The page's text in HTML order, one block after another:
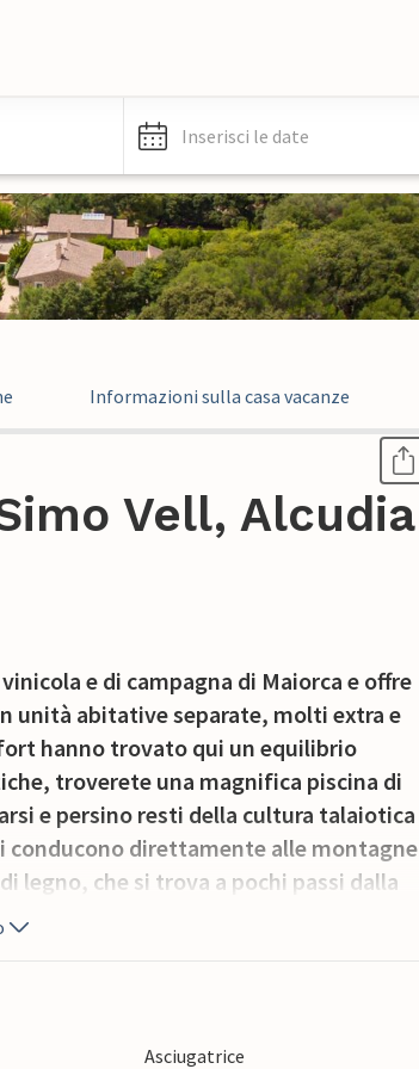
Inserisci le date
Informazioni sulla casa vacanze
Vell, Alcudia
e di campagna di Maiorca e offre
unità abitative separate, molti extra e
hanno trovato qui un equilibrio
troverete una magnifica piscina di
e persino resti della cultura talaiotica
conducono direttamente alle montagne
legno, che si trova a pochi passi dalla
per il vostro barbecue, vi offriamo un
uve: un piacere che conquisterà
della serratura prima di varcare la
Asciugatrice